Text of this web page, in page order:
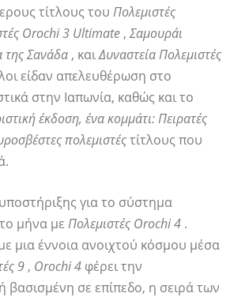
τίτλους του Πολεμιστές
Orochi 3 Ultimate , Σαμουράι
της Σανάδα , καιΔυναστεία Πολεμιστές
είδαν απελευθέρωση στο
στην Ιαπωνία, καθώς και το
έκδοση, ένα κομμάτι: Πειρατές
πολεμιστέςτίτλους που
για το σύστημα
μήνα με Πολεμιστές Orochi 4 .
μια έννοια ανοιχτού κόσμου μέσα
9 , Orochi 4 φέρει την
βασισμένη σε επίπεδο, η σειρά των